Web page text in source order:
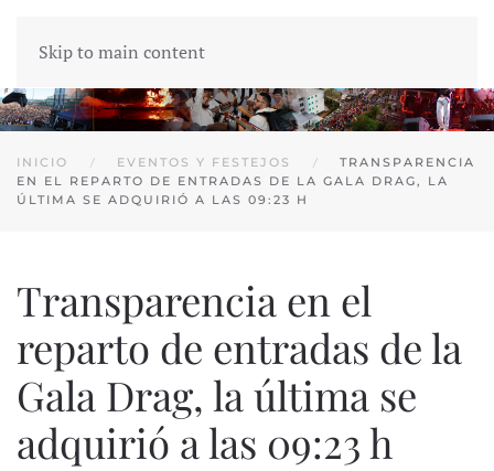
Skip to main content
INICIO EVENTOS Y FESTEJOS
TRANSPARENCIA
EN EL REPARTO DE ENTRADAS DE LA GALA DRAG, LA
ÚLTIMA SE ADQUIRIÓ A LAS 09:23 H
Transparencia en el
reparto de entradas de la
Gala Drag, la última se
adquirió a las 09:23 h